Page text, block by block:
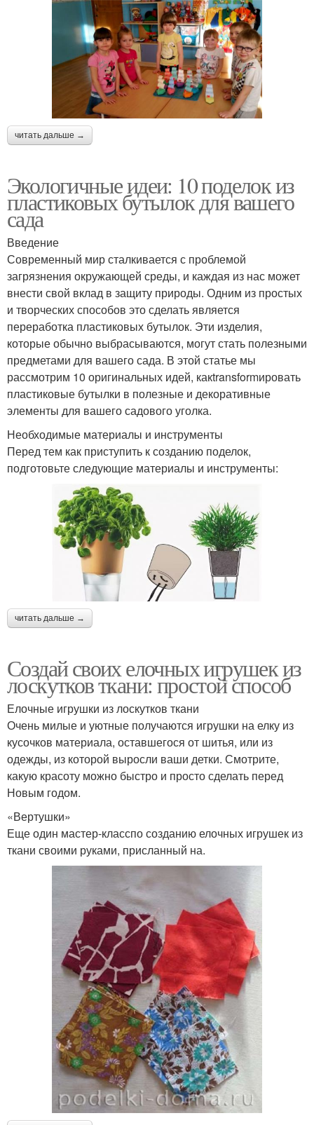
читать дальше →
Экологичные идеи: 10 поделок из
пластиковых бутылок для вашего
сада
Введение
Современный мир сталкивается с проблемой
загрязнения окружающей среды, и каждая из нас может
внести свой вклад в защиту природы. Одним из простых
и творческих способов это сделать является
переработка пластиковых бутылок. Эти изделия,
которые обычно выбрасываются, могут стать полезными
предметами для вашего сада. В этой статье мы
рассмотрим 10 оригинальных идей, какtransformировать
пластиковые бутылки в полезные и декоративные
элементы для вашего садового уголка.
Необходимые материалы и инструменты
Перед тем как приступить к созданию поделок,
подготовьте следующие материалы и инструменты:
читать дальше →
Создай своих елочных игрушек из
лоскутков ткани: простой способ
Елочные игрушки из лоскутков ткани
Очень милые и уютные получаются игрушки на елку из
кусочков материала, оставшегося от шитья, или из
одежды, из которой выросли ваши детки. Смотрите,
какую красоту можно быстро и просто сделать перед
Новым годом.
«Вертушки»
Еще один мастер-класспо созданию елочных игрушек из
ткани своими руками, присланный на.